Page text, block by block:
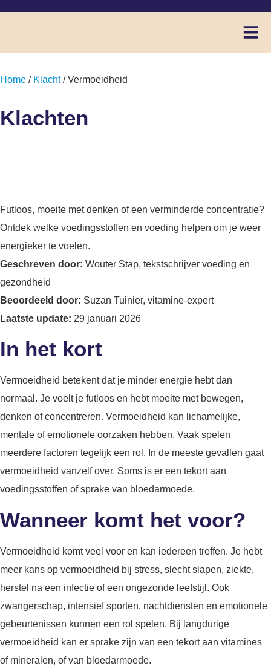
Home / Klacht/ Vermoeidheid
Klachten
Futloos, moeite met denken of een verminderde concentratie?
Ontdek welke voedingsstoffen en voeding helpen om je weer
energieker te voelen.
Geschreven door: Wouter Stap, tekstschrijver voeding en
gezondheid
Beoordeeld door: Suzan Tuinier, vitamine-expert
Laatste update: 29 januari 2026
In het kort
Vermoeidheid betekent dat je minder energie hebt dan
normaal. Je voelt je futloos en hebt moeite met bewegen,
denken of concentreren. Vermoeidheid kan lichamelijke,
mentale of emotionele oorzaken hebben. Vaak spelen
meerdere factoren tegelijk een rol. In de meeste gevallen gaat
vermoeidheid vanzelf over. Soms is er een tekort aan
voedingsstoffen of sprake van bloedarmoede.
Wanneer komt het voor?
Vermoeidheid komt veel voor en kan iedereen treffen. Je hebt
meer kans op vermoeidheid bij stress, slecht slapen, ziekte,
herstel na een infectie of een ongezonde leefstijl. Ook
zwangerschap, intensief sporten, nachtdiensten en emotionele
gebeurtenissen kunnen een rol spelen. Bij langdurige
vermoeidheid kan er sprake zijn van een tekort aan vitamines
of mineralen, of van bloedarmoede.